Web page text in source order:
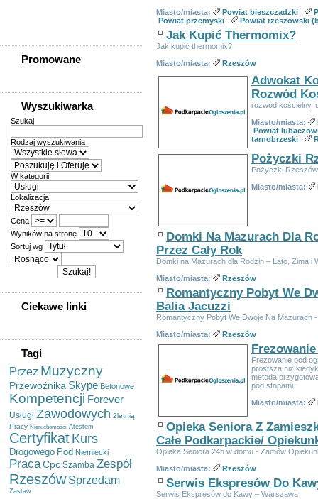
Promowane
Wyszukiwarka
Szukaj
Rodzaj wyszukiwania
W kategorii
Lokalizacja
Cena
Wyników na stronę
Sortuj wg
Ciekawe linki
Tagi
Przez Muzyczny
Przewoźnika Skype Betonowe
Kompetencji Forever
Usługi Zawodowych 2letnią
Pracy Nieruchomości Atestem
Certyfikat Kurs
Drogowego Pod Niemiecki
PracaCpc Szamba Zespół
Rzeszów Sprzedam
Zastaw
Miasto/miasta:
Powiat bieszczadzki
Powiat przemyski
Powiat rzeszowski
Jak Kupić Thermomix?
Jak kupić thermomix?
Miasto/miasta:
Rzeszów
Adwokat
Rozwód
rozwód kościelny,
Miasto/miasta:
Powiat
tarnobrzeski
Pożyczki
Pożyczki Rzeszów
Miasto/miasta:
Domki Na Mazurach Dla
Przez Cały Rok
Domki na Mazurach dla Rodzin – Lato, Zima i
Miasto/miasta:
Rzeszów
Romantyczny Pobyt We
Balia Jacuzzi
Romantyczny Pobyt We Dwoje Na Mazurach
Miasto/miasta:
Rzeszów
Frezowanie pod
prostsza niż
metoda
pod stopami.
Miasto/miasta:
Opieka Seniora Z
Całe Podkarpackie/
Opieka Seniora 24h w domu - Zamów
Miasto/miasta:
Rzeszów
Serwis Ekspresów Do
Serwis Ekspresów do Kawy – Warszawa